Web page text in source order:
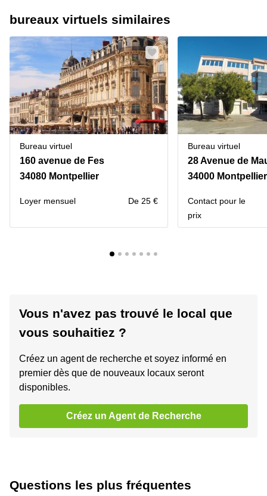
bureaux virtuels similaires
Bureau virtuel
160 avenue de Fes
34080 Montpellier
Loyer mensuel De 25 €
Bureau virtuel
28 Avenue de
34000 Montpellier
Contact pour le
prix
Vous n'avez pas trouvé le local que
vous souhaitiez ?
Créez un agent de recherche et soyez informé en
premier dès que de nouveaux locaux seront
disponibles.
Créez un Agent de Recherche
Questions les plus fréquentes